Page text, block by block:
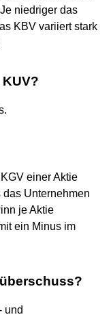
niedriger das
KBV variiert stark
einer Aktie
das Unternehmen
je Aktie
ein Minus im
und